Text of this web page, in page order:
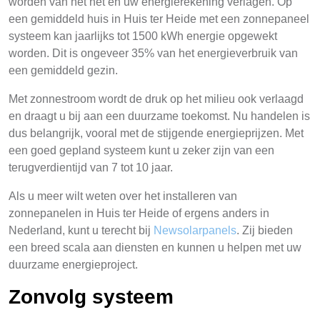
een gemiddeld huis in Huis ter Heide met een zonnepaneel
systeem kan jaarlijks tot 1500 kWh energie opgewekt
worden. Dit is ongeveer 35% van het energieverbruik van
een gemiddeld gezin.
Met zonnestroom wordt de druk op het milieu ook verlaagd
en draagt u bij aan een duurzame toekomst. Nu handelen is
dus belangrijk, vooral met de stijgende energieprijzen. Met
een goed gepland systeem kunt u zeker zijn van een
terugverdientijd van 7 tot 10 jaar.
Als u meer wilt weten over het installeren van
zonnepanelen in Huis ter Heide of ergens anders in
Nederland, kunt u terecht bij Newsolarpanels. Zij bieden
een breed scala aan diensten en kunnen u helpen met uw
duurzame energieproject.
Zonvolg systeem